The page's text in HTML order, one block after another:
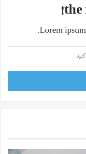
the
Lorem